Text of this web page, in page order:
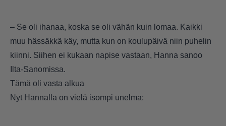
– Se oli ihanaa, koska se oli vähän kuin lomaa. Kaikki
muu hässäkkä käy, mutta kun on koulupäivä niin puhelin
kiinni. Siihen ei kukaan napise vastaan, Hanna sanoo
Ilta-Sanomissa.
Tämä oli vasta alkua
Nyt Hannalla on vielä isompi unelma: